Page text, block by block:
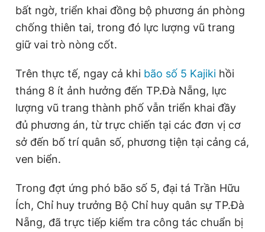
bất ngờ, triển khai đồng bộ phương án phòng
chống thiên tai, trong đó lực lượng vũ trang
giữ vai trò nòng cốt.
Trên thực tế, ngay cả khi bão số 5 Kajiki hồi
tháng 8 ít ảnh hưởng đến TP.Đà Nẵng, lực
lượng vũ trang thành phố vẫn triển khai đầy
đủ phương án, từ trực chiến tại các đơn vị cơ
sở đến bố trí quân số, phương tiện tại cảng cá,
ven biển.
Trong đợt ứng phó bão số 5, đại tá Trần Hữu
Ích, Chỉ huy trưởng Bộ Chỉ huy quân sự TP.Đà
Nẵng, đã trực tiếp kiểm tra công tác chuẩn bị